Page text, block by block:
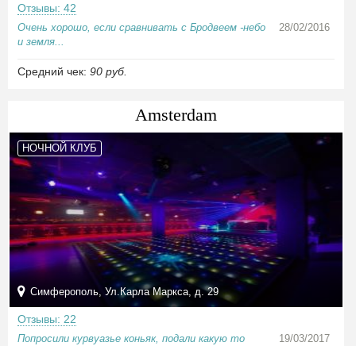
Отзывы: 42
Очень хорошо, если сравнивать с Бродвеем -небо
и земля...
28/02/2016
Средний чек: 90 руб.
Amsterdam
НОЧНОЙ КЛУБ
Симферополь, Ул.Карла Маркса, д. 29
Отзывы: 22
Попросили курвуазье коньяк, подали какую то
19/03/2017